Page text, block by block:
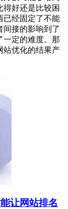
好还是比较困
已经固定了不能
间接的影响到了
一定的难度。那
站优化的结果产
让网站排名